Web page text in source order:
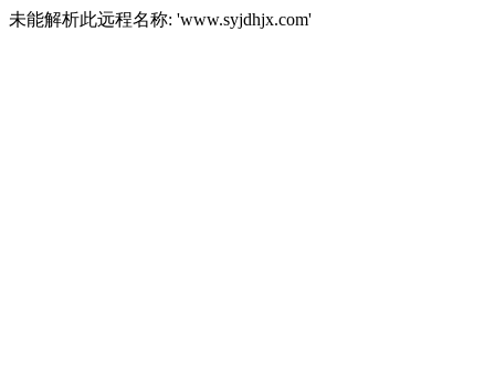
未能解析此远程名称: 'www.syjdhjx.com'